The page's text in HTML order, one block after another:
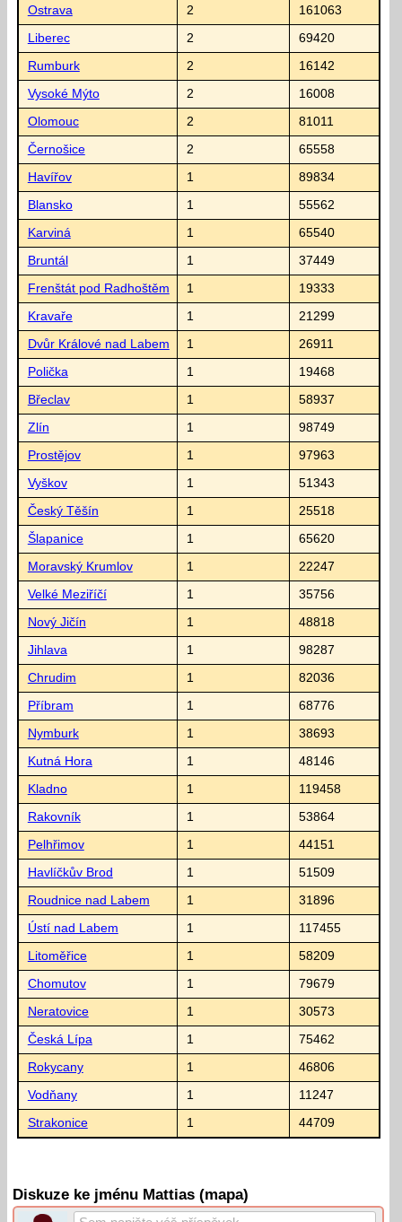
Ostrava 2 161063
Liberec 2 69420
Rumburk 2 16142
Vysoké Mýto 2 16008
Olomouc 2 81011
Černošice 2 65558
Havířov 1 89834
Blansko 1 55562
Karviná 1 65540
Bruntál 1 37449
Frenštát pod Radhoštěm 1 19333
Kravaře 1 21299
Dvůr Králové nad Labem 1 26911
Polička 1 19468
Břeclav 1 58937
Zlín 1 98749
Prostějov 1 97963
Vyškov 1 51343
Český Těšín 1 25518
Šlapanice 1 65620
Moravský Krumlov 1 22247
Velké Meziříčí 1 35756
Nový Jičín 1 48818
Jihlava 1 98287
Chrudim 1 82036
Příbram 1 68776
Nymburk 1 38693
Kutná Hora 1 48146
Kladno 1 119458
Rakovník 1 53864
Pelhřimov 1 44151
Havlíčkův Brod 1 51509
Roudnice nad Labem 1 31896
Ústí nad Labem 1 117455
Litoměřice 1 58209
Chomutov 1 79679
Neratovice 1 30573
Česká Lípa 1 75462
Rokycany 1 46806
Vodňany 1 11247
Strakonice 1 44709
Diskuze ke jménu Mattias (mapa)